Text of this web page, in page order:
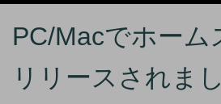
PC/Macでホーム
リリースされま